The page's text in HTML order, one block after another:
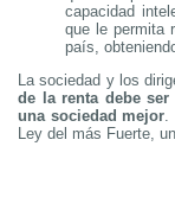
capacidad
que le permita
país,
La sociedad y los
de la renta debe
una sociedad mejor.
Ley del más Fuerte,